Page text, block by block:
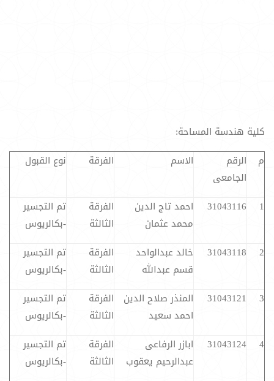
كلية هندسة المساحة:
م
الرقم
الجامعى
الاسم الفرقة نوع القبول
1
31043116
احمد تاج الدين
محمد عثمان
الفرقة
الثالثة
تم التجسير
-بكالريوس
2
31043118
خالد عبدالواحد
قسم عبدالله
الفرقة
الثالثة
تم التجسير
-بكالريوس
3
31043121
المنذر صلاح الدين
احمد سعيد
الفرقة
الثالثة
تم التجسير
-بكالريوس
4
31043124
ابازر الرفاعى
عبدالرحيم يعقوب
الفرقة
الثالثة
تم التجسير
-بكالريوس